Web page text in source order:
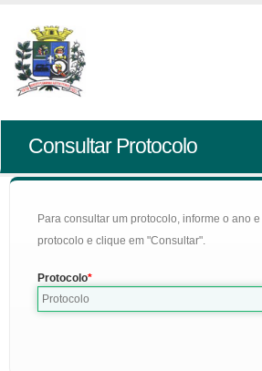
Consultar Protocolo
Para consultar um protocolo, informe o ano
protocolo e clique em "Consultar".
Protocolo